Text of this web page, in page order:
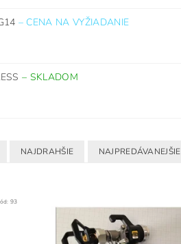
– CENA NA VYŽIADANIE
– SKLADOM
NAJDRAHŠIE NAJPREDÁVANEJŠIE
93